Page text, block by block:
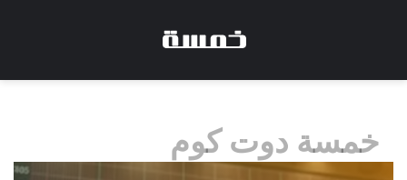
خمسة دوت كوم